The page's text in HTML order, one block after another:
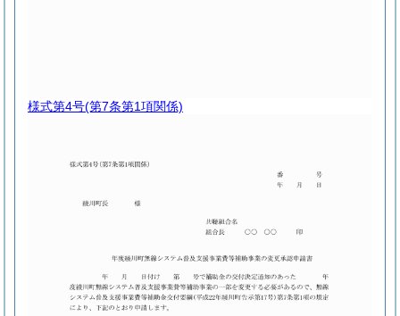
様式第4号(第7条第1項関係)